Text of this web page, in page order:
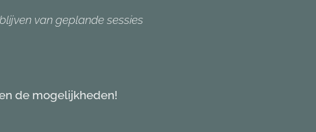
van geplande sessies
de mogelijkheden!